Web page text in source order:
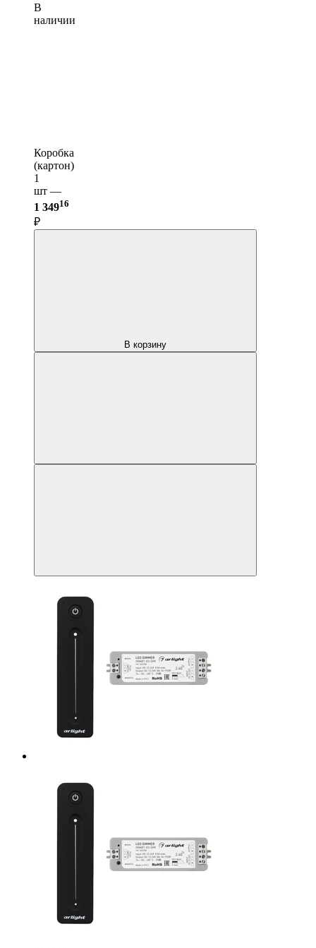
В
наличии
Коробка
(картон)
1
шт —
1 34916
₽
В корзину